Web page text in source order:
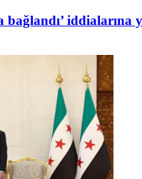
bağlandı’ iddialarına